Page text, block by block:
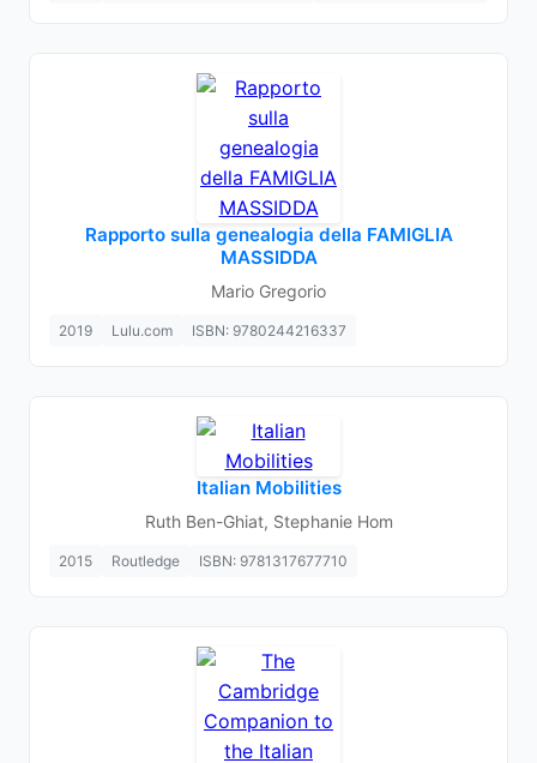
Rapporto sulla genealogia della FAMIGLIA
MASSIDDA
Mario Gregorio
2019 Lulu.com ISBN: 9780244216337
Italian Mobilities
Ruth Ben-Ghiat, Stephanie Hom
2015 Routledge ISBN: 9781317677710